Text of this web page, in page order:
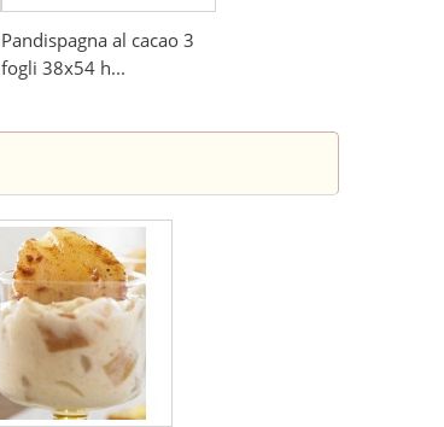
Pandispagna al cacao 3
fogli 38x54 h...